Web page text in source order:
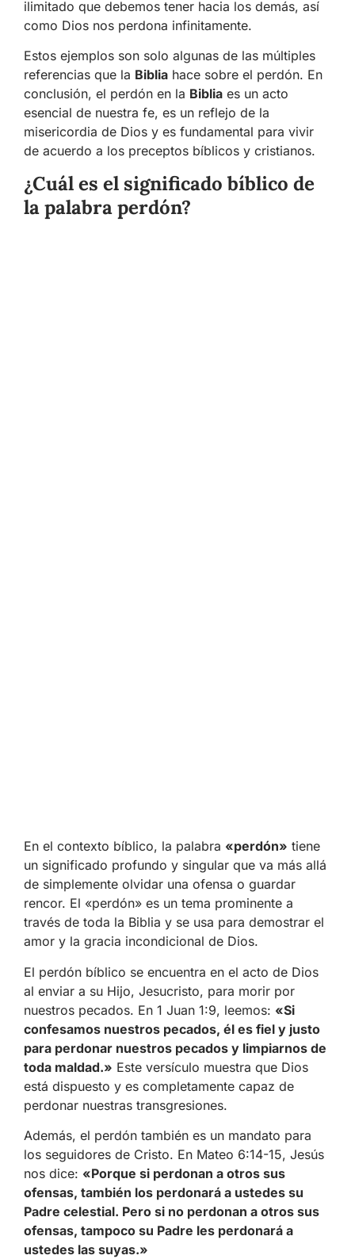
ilimitado que debemos tener hacia los demás, así
como Dios nos perdona infinitamente.
Estos ejemplos son solo algunas de las múltiples
referencias que la Biblia hace sobre el perdón. En
conclusión, el perdón en la Biblia es un acto
esencial de nuestra fe, es un reflejo de la
misericordia de Dios y es fundamental para vivir
de acuerdo a los preceptos bíblicos y cristianos.
¿Cuál es el significado bíblico de
la palabra perdón?
En el contexto bíblico, la palabra «perdón» tiene
un significado profundo y singular que va más allá
de simplemente olvidar una ofensa o guardar
rencor. El «perdón» es un tema prominente a
través de toda la Biblia y se usa para demostrar el
amor y la gracia incondicional de Dios.
El perdón bíblico se encuentra en el acto de Dios
al enviar a su Hijo, Jesucristo, para morir por
nuestros pecados. En 1 Juan 1:9, leemos: «Si
confesamos nuestros pecados, él es fiel y justo
para perdonar nuestros pecados y limpiarnos de
toda maldad.» Este versículo muestra que Dios
está dispuesto y es completamente capaz de
perdonar nuestras transgresiones.
Además, el perdón también es un mandato para
los seguidores de Cristo. En Mateo 6:14-15, Jesús
nos dice: «Porque si perdonan a otros sus
ofensas, también los perdonará a ustedes su
Padre celestial. Pero si no perdonan a otros sus
ofensas, tampoco su Padre les perdonará a
ustedes las suyas.»